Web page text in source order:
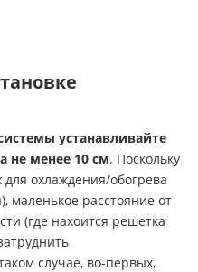
устанавливайте
не менее 10 см. Поскольку
охлаждения/обогрева
маленькое расстояние от
(где нахоится решетка
случае, во-первых,